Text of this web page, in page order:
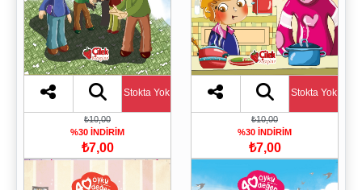
Stokta Yok
₺10,00
%30 İNDİRİM
₺7,00
Stokta Yok
₺10,00
%30 İNDİRİM
₺7,00